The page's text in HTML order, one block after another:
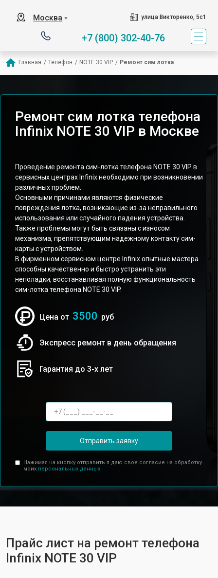
Москва ▼ улица Викторенко, 5с1
+7 (800) 302-40-76
Главная / Телефон / NOTE 30 VIP / Ремонт сим лотка
Ремонт сим лотка телефона
Infinix NOTE 30 VIP в Москве
Проведение ремонта сим-лотка телефона NOTE 30 VIP в
сервисных центрах Infinix необходимо при возникновении
различных проблем.
Основными причинами являются физические
повреждения лотка, возникающие из-за неправильного
использования или случайного падения устройства.
Также проблемы могут быть связаны с износом
механизма, препятствующим надежному контакту сим-
карты с устройством.
В фирменном сервисном центре Infinix опытные мастера
способны качественно и быстро устранить эти
неполадки, восстанавливая полную функциональность
сим-лотка телефона NOTE 30 VIP.
Цена от 3500 руб
Экспресс ремонт в день обращения
Гарантия до 3-х лет
Отправить заявку
Нажимая на кнопку отправить я даю свое согласие на обработку
моих персональных данных.
Прайс лист на ремонт телефона
Infinix NOTE 30 VIP